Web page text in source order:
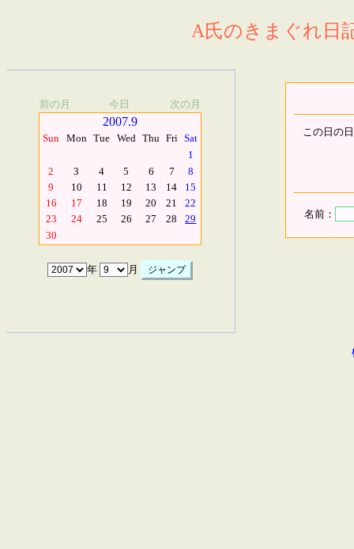
A氏のきまぐれ日
前の月 今日 次の月
2007.9
Sun Mon Tue Wed Thu Fri Sat
1
2
3 4 5 6 7
8
9
10 11 12 13 14
15
16
17 18 19 20 21
22
23
24 25 26 27 28
29
30
年 月
この日の
名前：